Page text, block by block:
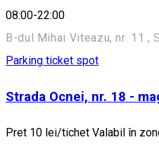
08:00-22:00
B-dul Mihai Viteazu, nr. 11 ,
Parking ticket spot
Strada Ocnei, nr. 18 -
Pret 10 lei/tichet Valabil în